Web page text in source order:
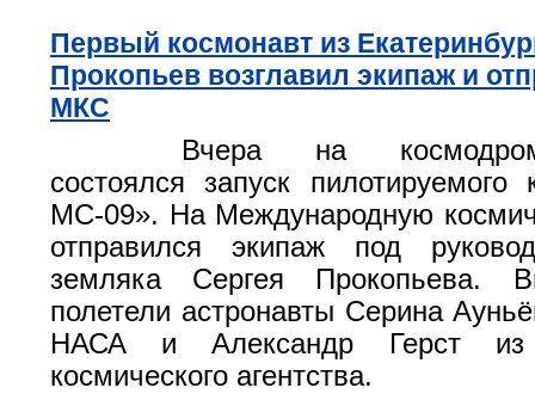
Первый космонавт из
Прокопьев возглавил экипаж и
МКС
Вчера на
состоялся запуск
МС-09». На Международную
отправился экипаж под
земляка Сергея Прокопьева.
полетели астронавты Серина
НАСА и Александр Герст из
космического агентства.